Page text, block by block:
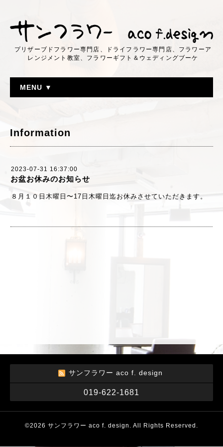
プリザーブドフラワー専門店、ドライフラワー専門店、フラワーア
レンジメント教室、フラワーギフト＆ウェディングブーケ
MENU ▼
Information
2023-07-31 16:37:00
お盆お休みのお知らせ
８月１０日木曜日〜17日木曜日迄お休みさせていただきます。
サンフラワー aco f. design
019-622-1681
©2026 サンフラワー aco f. design . All Rights Reserved.